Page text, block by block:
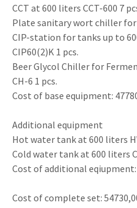
CCT at 600 liters CCT-600 7
Plate sanitary wort chiller for
CIP-station for tanks up to
CIP60(2)K 1 pcs.
Beer Glycol Chiller for
CH-6 1 pcs.
Cost of base equipment:
Additional equipment
Hot water tank at 600 liters
Cold water tank at 600 liters
Cost of additional eqiupment:
Cost of complete set: